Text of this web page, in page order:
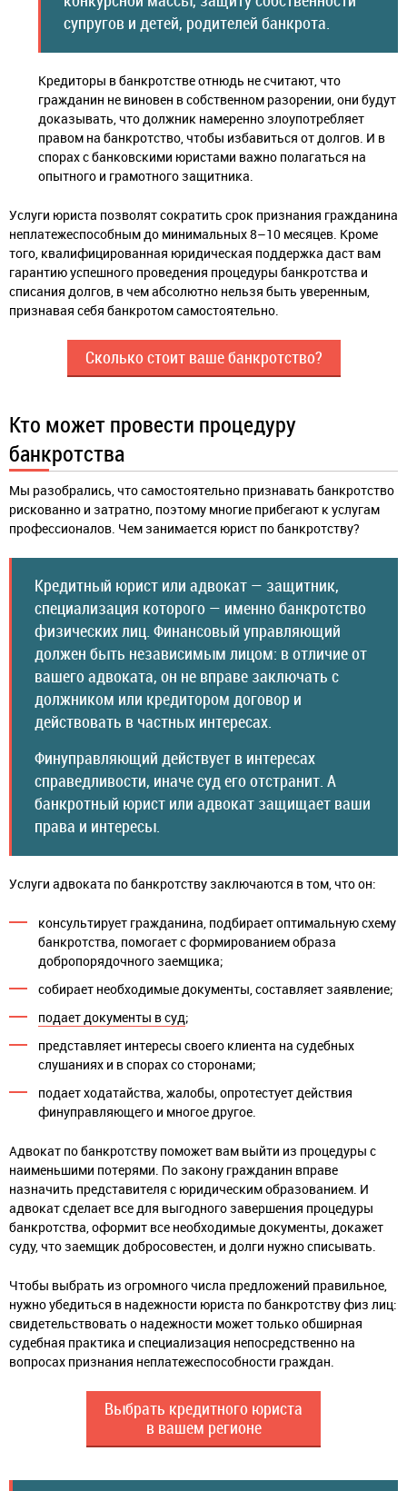
супругов и детей, родителей банкрота.
Кредиторы в банкротстве отнюдь не считают, что
гражданин не виновен в собственном разорении, они будут
доказывать, что должник намеренно злоупотребляет
правом на банкротство, чтобы избавиться от долгов. И в
спорах с банковскими юристами важно полагаться на
опытного и грамотного защитника.
Услуги юриста позволят сократить срок признания гражданина
неплатежеспособным до минимальных 8–10 месяцев. Кроме
того, квалифицированная юридическая поддержка даст вам
гарантию успешного проведения процедуры банкротства и
списания долгов, в чем абсолютно нельзя быть уверенным,
признавая себя банкротом самостоятельно.
Сколько стоит ваше банкротство?
Кто может провести процедуру
банкротства
Мы разобрались, что самостоятельно признавать банкротство
рискованно и затратно, поэтому многие прибегают к услугам
профессионалов. Чем занимается юрист по банкротству?
Кредитный юрист или адвокат — защитник,
специализация которого — именно банкротство
физических лиц. Финансовый управляющий
должен быть независимым лицом: в отличие от
вашего адвоката, он не вправе заключать с
должником или кредитором договор и
действовать в частных интересах.
Финуправляющий действует в интересах
справедливости, иначе суд его отстранит. А
банкротный юрист или адвокат защищает ваши
права и интересы.
Услуги адвоката по банкротству заключаются в том, что он:
консультирует гражданина, подбирает оптимальную схему
банкротства, помогает с формированием образа
добропорядочного заемщика;
собирает необходимые документы, составляет заявление;
подает документы в суд;
представляет интересы своего клиента на судебных
слушаниях и в спорах со сторонами;
подает ходатайства, жалобы, опротестует действия
финуправляющего и многое другое.
Адвокат по банкротству поможет вам выйти из процедуры с
наименьшими потерями. По закону гражданин вправе
назначить представителя с юридическим образованием. И
адвокат сделает все для выгодного завершения процедуры
банкротства, оформит все необходимые документы, докажет
суду, что заемщик добросовестен, и долги нужно списывать.
Чтобы выбрать из огромного числа предложений правильное,
нужно убедиться в надежности юриста по банкротству физ лиц:
свидетельствовать о надежности может только обширная
судебная практика и специализация непосредственно на
вопросах признания неплатежеспособности граждан.
Выбрать кредитного юриста
в вашем регионе